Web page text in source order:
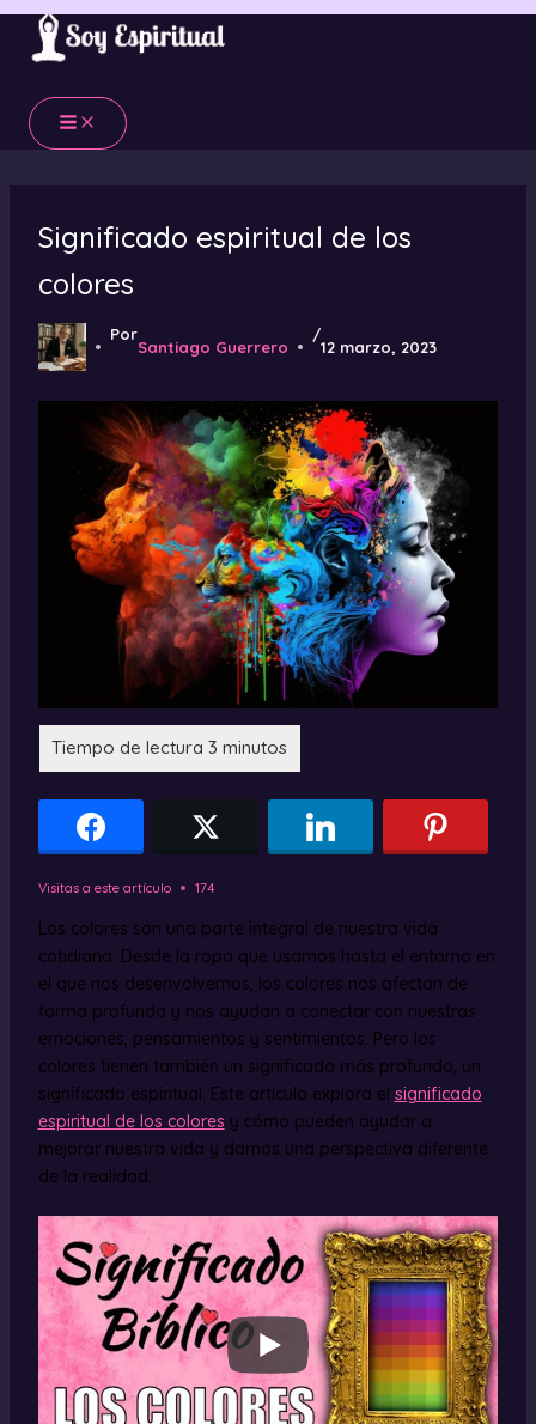
Ir
contenido
Significado espiritual de los
colores
Por
Santiago Guerrero
/
12 marzo, 2023
Visitas a este artículo 174
Los colores son una parte integral de nuestra vida
cotidiana. Desde la ropa que usamos hasta el entorno en
el que nos desenvolvemos, los colores nos afectan de
forma profunda y nos ayudan a conectar con nuestras
emociones, pensamientos y sentimientos. Pero los
colores tienen también un significado más profundo, un
significado espiritual. Este artículo explora el significado
espiritual de los colores y cómo pueden ayudar a
mejorar nuestra vida y darnos una perspectiva diferente
de la realidad.